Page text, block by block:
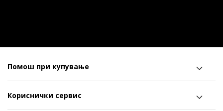
Помош при купување
Кориснички сервис